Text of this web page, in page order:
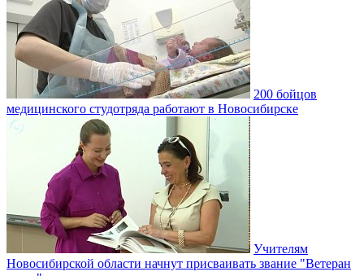
200 бойцов
медицинского студотряда работают в Новосибирске
Учителям
Новосибирской области начнут присваивать звание "Ветеран